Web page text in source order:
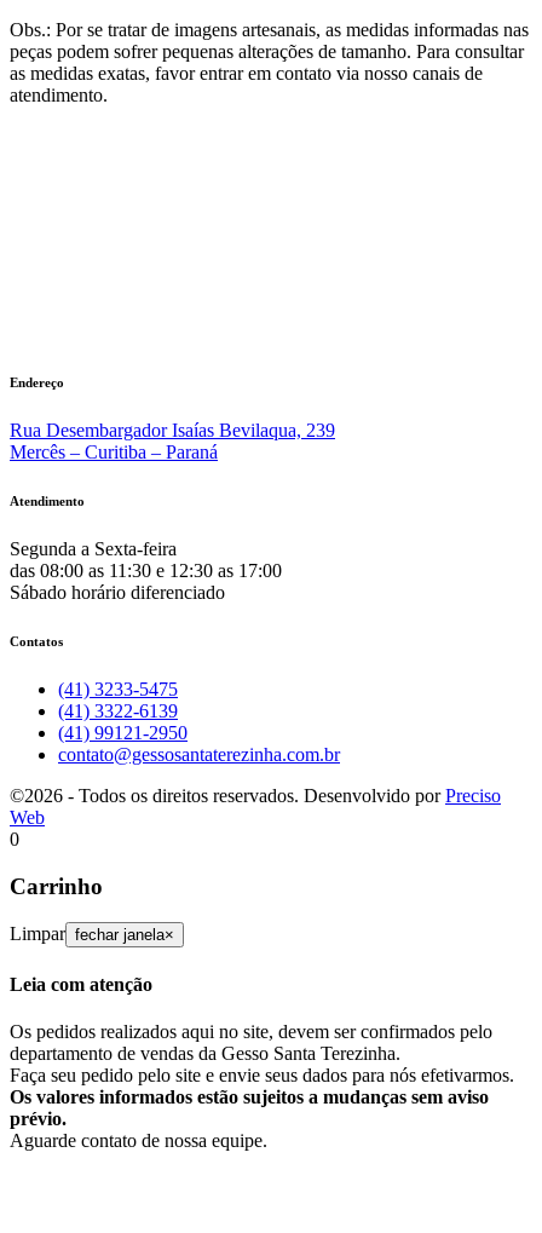
Obs.: Por se tratar de imagens artesanais, as medidas informadas nas
peças podem sofrer pequenas alterações de tamanho. Para consultar
as medidas exatas, favor entrar em contato via nosso canais de
atendimento.
Endereço
Rua Desembargador Isaías Bevilaqua, 239
Mercês – Curitiba – Paraná
Atendimento
Segunda a Sexta-feira
das 08:00 as 11:30 e 12:30 as 17:00
Sábado horário diferenciado
Contatos
(41) 3233-5475
(41) 3322-6139
(41) 99121-2950
contato@gessosantaterezinha.com.br
©2026 - Todos os direitos reservados. Desenvolvido porPreciso
Web
0
Carrinho
Limpar fechar janela×
Leia com atenção
Os pedidos realizados aqui no site, devem ser confirmados pelo
departamento de vendas da Gesso Santa Terezinha.
Faça seu pedido pelo site e envie seus dados para nós efetivarmos.
Os valores informados estão sujeitos a mudanças sem aviso
prévio.
Aguarde contato de nossa equipe.